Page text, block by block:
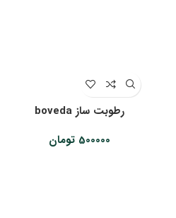
رطوبت ساز boveda
500000 تومان